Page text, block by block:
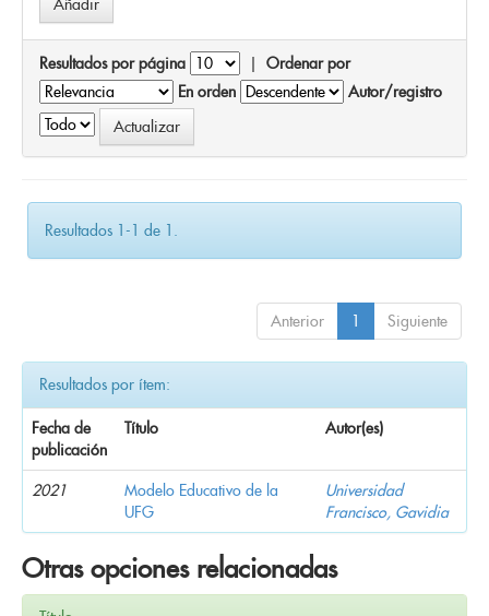
Resultados por página | Ordenar por
En orden
Autor/registro
Resultados 1-1 de 1.
Anterior 1 Siguiente
Resultados por ítem:
Fecha de
publicación
Título Autor(es)
2021
Modelo Educativo de la
UFG
Universidad
Francisco, Gavidia
Otras opciones relacionadas